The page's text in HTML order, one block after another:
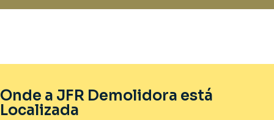
Onde a JFR Demolidora está
Localizada